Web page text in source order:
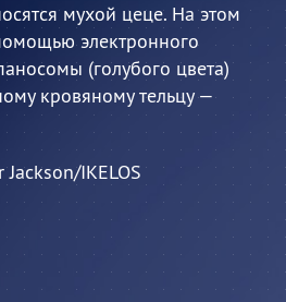
мухой цеце. На этом
электронного
(голубого цвета)
кровяному тельцу —
IKELOS